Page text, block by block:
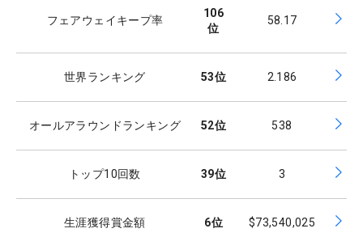
フェアウェイキープ率
106
位
58.17
世界ランキング 53位 2.186
オールアラウンドランキング 52位 538
トップ10回数 39位 3
生涯獲得賞金額 6位 $73,540,025